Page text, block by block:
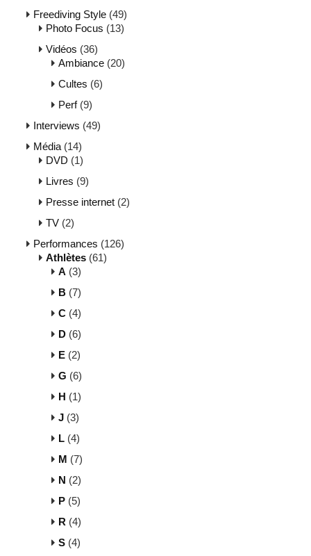
Freediving Style (49)
Photo Focus (13)
Vidéos (36)
Ambiance (20)
Cultes (6)
Perf(9)
Interviews (49)
Média (14)
DVD (1)
Livres (9)
Presse internet (2)
TV (2)
Performances (126)
Athlètes (61)
A (3)
B (7)
C (4)
D (6)
E (2)
G (6)
H (1)
J (3)
L (4)
M (7)
N (2)
P (5)
R (4)
S (4)